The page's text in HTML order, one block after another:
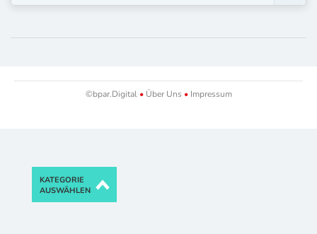
©bpar.Digital •Über Uns •Impressum
KATEGORIE
AUSWÄHLEN